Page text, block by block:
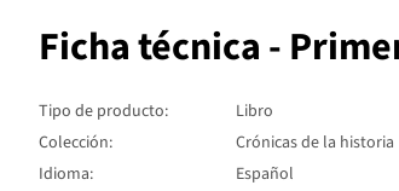
Ficha técnica -
Tipo de producto:
Libro
Colección:
Crónicas de la historia
Idioma:
Español